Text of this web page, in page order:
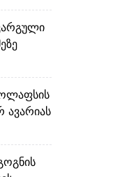
ავარიას